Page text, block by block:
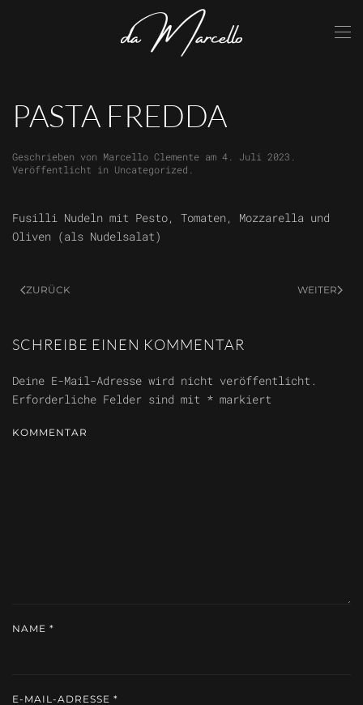
Skip to main content
PASTA FREDDA
Geschrieben von Marcello Clemente am 4. Juli 2023
Veröffentlicht in Uncategorized
Fusilli Nudeln mit Pesto, Tomaten, Mozzarella und
Oliven (als Nudelsalat)
ZURÜCK WEITER
SCHREIBE EINEN KOMMENTAR
Deine E-Mail-Adresse wird nicht veröffentlicht.
Erforderliche Felder sind mit * markiert
KOMMENTAR
NAME *
E-MAIL-ADRESSE *